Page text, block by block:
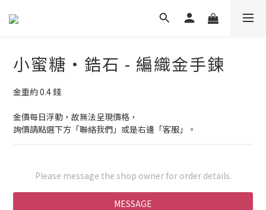
小蜜糖・鋯石 - 編織金手鍊
金重約 0.4 錢
金價每日浮動，故無法呈現價格，
詢價請點選下方「聯絡我們」或是右邊「客服」。
Please message the shop owner for order details.
MESSAGE